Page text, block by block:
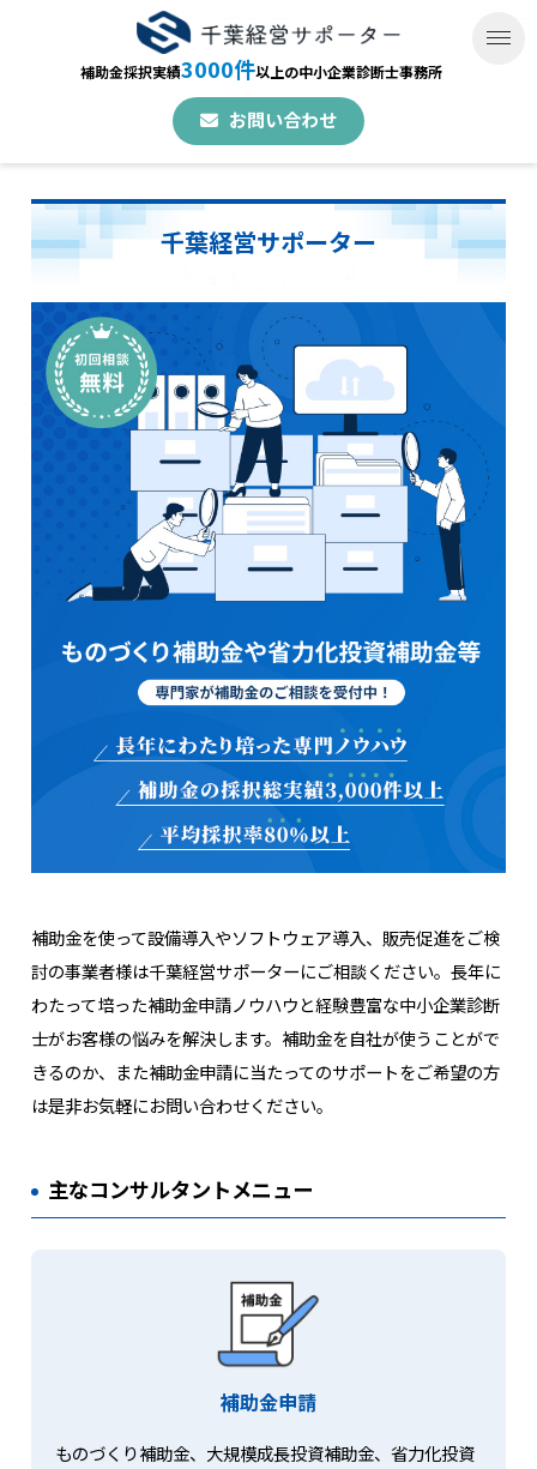
補助金採択実績3000件以上の中小企業診断士事務所
お問い合わせ
千葉経営サポーター
補助金を使って設備導入やソフトウェア導入、販売促進をご検
討の事業者様は千葉経営サポーターにご相談ください。長年に
わたって培った補助金申請ノウハウと経験豊富な中小企業診断
士がお客様の悩みを解決します。補助金を自社が使うことがで
きるのか、また補助金申請に当たってのサポートをご希望の方
は是非お気軽にお問い合わせください。
主なコンサルタントメニュー
補助金申請
ものづくり補助金、大規模成長投資補助金、省力化投資